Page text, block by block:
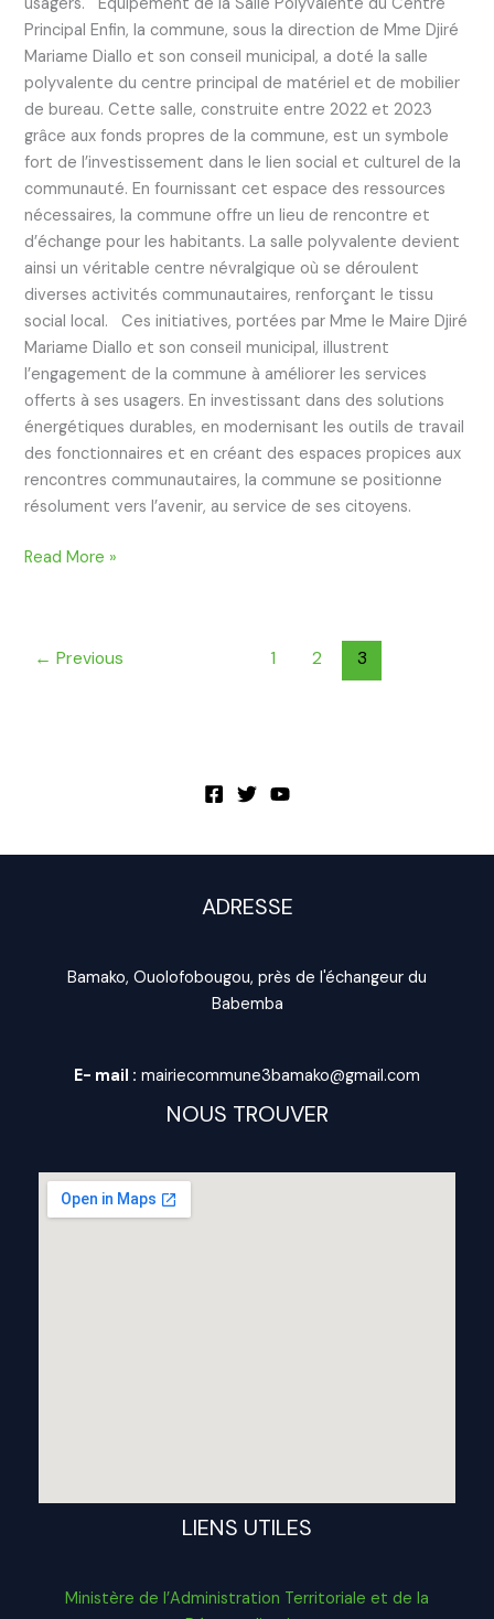
Principal Enfin, la commune, sous la direction de Mme Djiré
Mariame Diallo et son conseil municipal, a doté la salle
polyvalente du centre principal de matériel et de mobilier
de bureau. Cette salle, construite entre 2022 et 2023
grâce aux fonds propres de la commune, est un symbole
fort de l’investissement dans le lien social et culturel de la
communauté. En fournissant cet espace des ressources
nécessaires, la commune offre un lieu de rencontre et
d’échange pour les habitants. La salle polyvalente devient
ainsi un véritable centre névralgique où se déroulent
diverses activités communautaires, renforçant le tissu
social local. Ces initiatives, portées par Mme le Maire Djiré
Mariame Diallo et son conseil municipal, illustrent
l’engagement de la commune à améliorer les services
offerts à ses usagers. En investissant dans des solutions
énergétiques durables, en modernisant les outils de travail
des fonctionnaires et en créant des espaces propices aux
rencontres communautaires, la commune se positionne
résolument vers l’avenir, au service de ses citoyens.
Read More »
← Previous 1 2 3
ADRESSE
Bamako, Ouolofobougou, près de l'échangeur du
Babemba
E- mail : mairiecommune3bamako@gmail.com
NOUS TROUVER
LIENS UTILES
Ministère de l’Administration Territoriale et de la